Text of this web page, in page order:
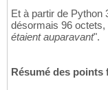
Et à partir de Python
désormais 96 octets,
étaient auparavant".
Résumé des